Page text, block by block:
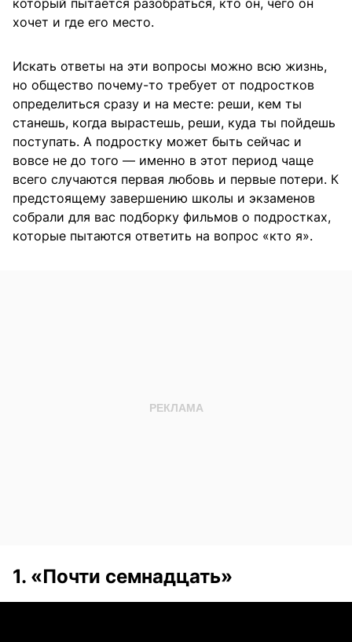
хочет и где его место.
Искать ответы на эти вопросы можно всю жизнь,
но общество почему-то требует от подростков
определиться сразу и на месте: реши, кем ты
станешь, когда вырастешь, реши, куда ты пойдешь
поступать. А подростку может быть сейчас и
вовсе не до того — именно в этот период чаще
всего случаются первая любовь и первые потери. К
предстоящему завершению школы и экзаменов
собрали для вас подборку фильмов о подростках,
которые пытаются ответить на вопрос «кто я».
1. «Почти семнадцать»